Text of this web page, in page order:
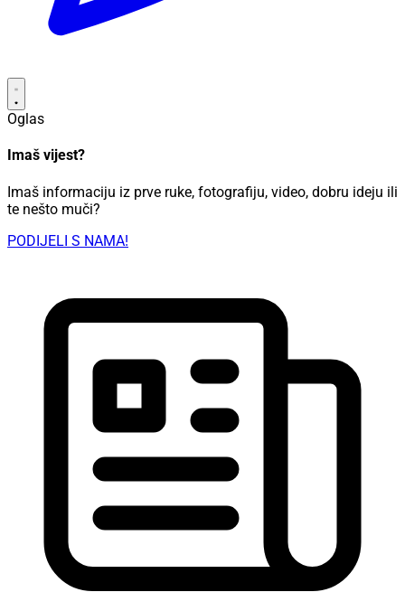
Oglas
Imaš vijest?
Imaš informaciju iz prve ruke, fotografiju, video, dobru ideju ili
te nešto muči?
PODIJELI S NAMA!